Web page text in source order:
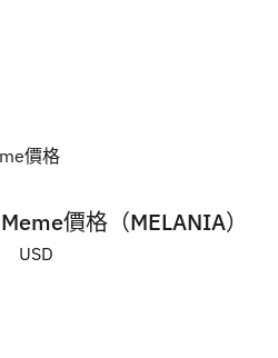
價格
價格（MELANIA）
USD